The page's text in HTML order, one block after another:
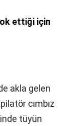
ettiği için
akla gelen
cımbız
tüyün